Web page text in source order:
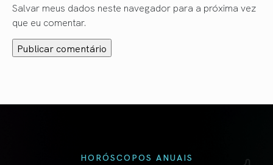
Salvar meus dados neste navegador para a próxima vez
que eu comentar.
HORÓSCOPOS ANUAIS